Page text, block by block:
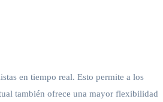
en tiempo real. Esto permite a los
también ofrece una mayor flexibilidad